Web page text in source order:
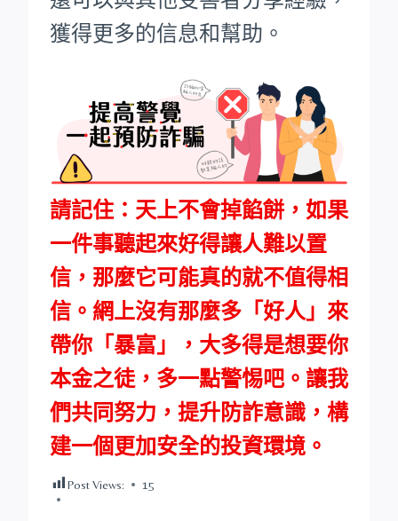
獲得更多的信息和幫助。
請記住：天上不會掉餡餅，如果
一件事聽起來好得讓人難以置
信，那麼它可能真的就不值得相
信。網上沒有那麼多「好人」來
帶你「暴富」，大多得是想要你
本金之徒，多一點警惕吧。讓我
們共同努力，提升防詐意識，構
建一個更加安全的投資環境。
Post Views: 15